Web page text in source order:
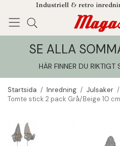
Industriell & retro
Enjoy! Tillagt i din
SE ALLA
HÄR FINNER DU RIKTIGT
Startsida / Inredning / Julsaker /
Tomte stick 2 pack Grå/Beige 10 cm